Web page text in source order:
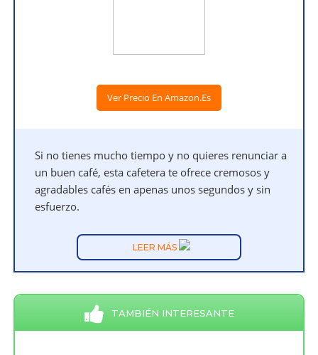
Ver Precio En Amazon.es
Si no tienes mucho tiempo y no quieres renunciar a
un buen café, esta cafetera te ofrece cremosos y
agradables cafés en apenas unos segundos y sin
esfuerzo.
LEER MÁS
TAMBIÉN INTERESANTE